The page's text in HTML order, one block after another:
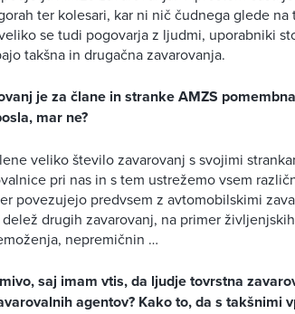
ter kolesari, kar ni nič čudnega glede
se tudi pogovarja z ljudmi, uporabniki
takšna in drugačna zavarovanja.
je za člane in stranke AMZS
mar ne?
veliko število zavarovanj s svojimi
pri nas in s tem ustrežemo vsem
povezujejo predvsem z avtomobilskimi
drugih zavarovanj, na primer
nepremičnin …
saj imam vtis, da ljudje tovrstna
agentov? Kako to, da s takšnimi